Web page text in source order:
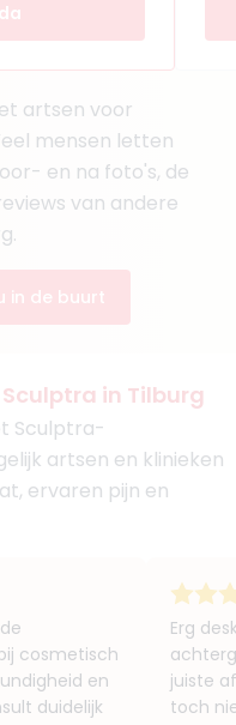
Zuid
consult
artsen voor
mensen letten
en na foto's, de
van andere
in de buurt
in Tilburg
Sculptra-
artsen en klinieken
ervaren pijn en
cosmetisch
en
duidelijk
Erg
juiste
toch